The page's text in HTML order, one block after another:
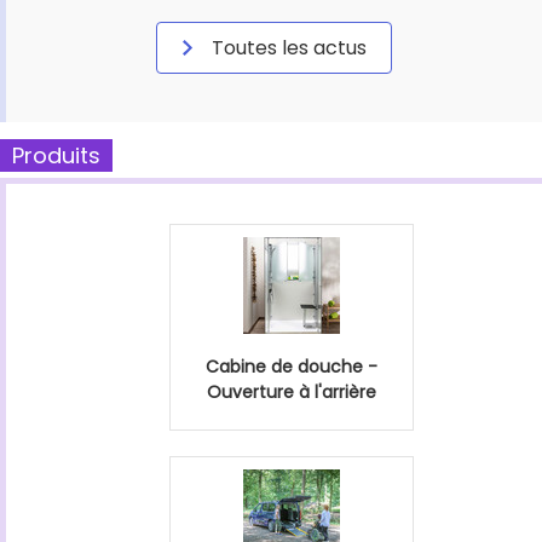
Toutes les actus
Produits
Cabine de douche -
Ouverture à l'arrière